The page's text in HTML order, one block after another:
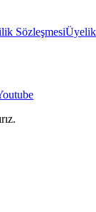
SözleşmesiÜyelik